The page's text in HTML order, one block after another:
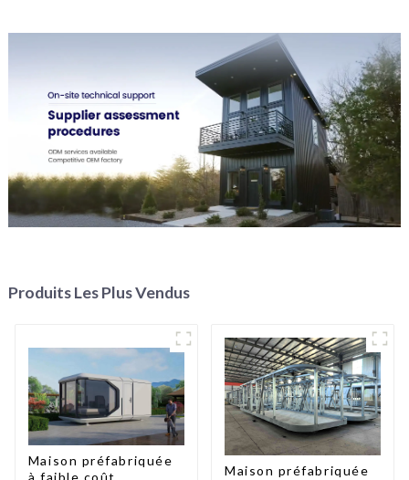
Produits Les Plus Vendus
Maison préfabriquée
à faible coût
Maison préfabriquée